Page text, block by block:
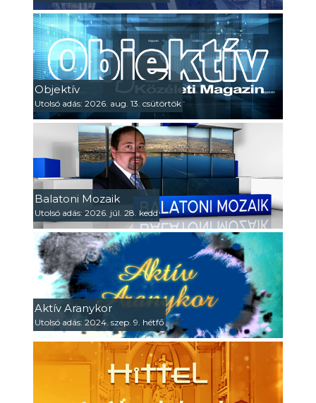
Objektív
Utolsó adás: 2026. aug. 13. csütörtök
Balatoni Mozaik
Utolsó adás: 2026. júl. 28. kedd
Aktív Aranykor
Utolsó adás: 2024. szep. 9. hétfő